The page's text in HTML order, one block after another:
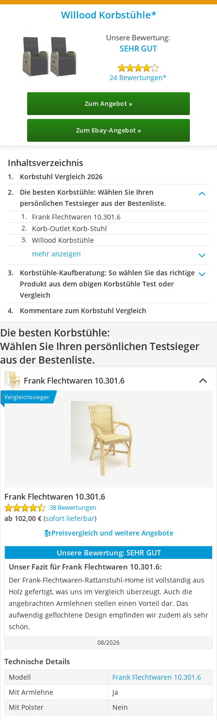
Willood Korbstühle
Unsere Bewertung:
SEHR GUT
24 Bewertungen
Zum Angebot »
Zum Ebay-Angebot »
Inhaltsverzeichnis
Korbstuhl Vergleich 2026
Die besten Korbstühle: Wählen Sie Ihren
persönlichen Testsieger aus der Bestenliste.
Frank Flechtwaren ‎10.301.6
Korb-Outlet Korb-Stuhl
Willood Korbstühle
mehr anzeigen
Korbstühle-Kaufberatung: So wählen Sie das richtige
Produkt aus dem obigen Korbstühle Test oder
Vergleich
Kommentare zum Korbstuhl Vergleich
Die besten Korbstühle:
Wählen Sie Ihren persönlichen Testsieger
aus der Bestenliste.
Frank Flechtwaren ‎10.301.6
Vergleichssieger
Frank Flechtwaren ‎10.301.6
38 Bewertungen
ab 102,00 € ( Sofort lieferbar)
Preisvergleich und weitere Angebote
Unsere Bewertung: SEHR GUT
Unser Fazit für Frank Flechtwaren ‎10.301.6:
Der Frank-Flechtwaren-Rattanstuhl-Home ist vollständig aus
Holz gefertigt, was uns im Vergleich überzeugt. Auch die
angebrachten Armlehnen stellen einen Vorteil dar. Das
aufwendig geflochtene Design empfinden wir zudem als sehr
schön.
08/2026
Technische Details
Modell
Frank Flechtwaren ‎10.301.6
Mit Armlehne
Ja
Mit Polster
Nein